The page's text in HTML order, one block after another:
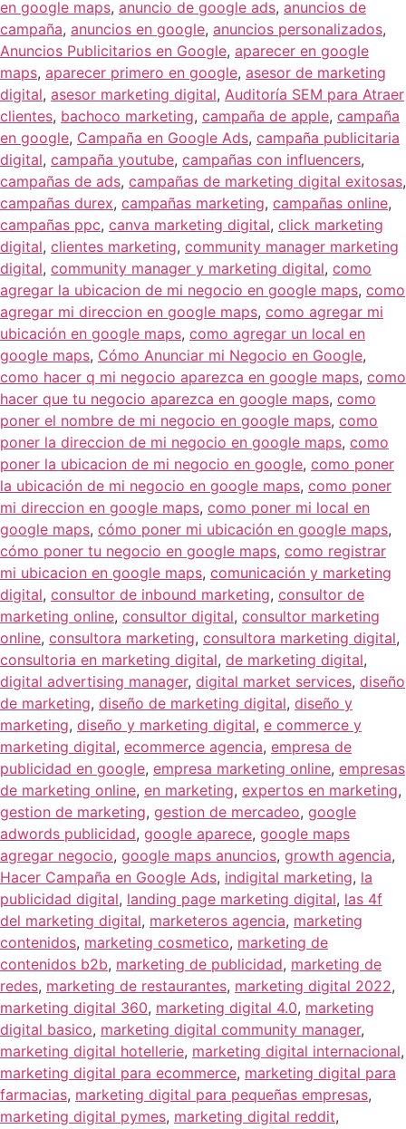
en google maps, anuncio de google ads, anuncios de
campaña, anuncios en google, anuncios personalizados,
Anuncios Publicitarios en Google, aparecer en google
maps, aparecer primero en google, asesor de marketing
digital, asesor marketing digital, Auditoría SEM para Atraer
clientes, bachoco marketing, campaña de apple, campaña
en google, Campaña en Google Ads, campaña publicitaria
digital, campaña youtube, campañas con influencers,
campañas de ads, campañas de marketing digital exitosas,
campañas durex, campañas marketing, campañas online,
campañas ppc, canva marketing digital, click marketing
digital, clientes marketing, community manager marketing
digital, community manager y marketing digital, como
agregar la ubicacion de mi negocio en google maps, como
agregar mi direccion en google maps, como agregar mi
ubicación en google maps, como agregar un local en
google maps, Cómo Anunciar mi Negocio en Google,
como hacer q mi negocio aparezca en google maps, como
hacer que tu negocio aparezca en google maps, como
poner el nombre de mi negocio en google maps, como
poner la direccion de mi negocio en google maps, como
poner la ubicacion de mi negocio en google, como poner
la ubicación de mi negocio en google maps, como poner
mi direccion en google maps, como poner mi local en
google maps, cómo poner mi ubicación en google maps,
cómo poner tu negocio en google maps, como registrar
mi ubicacion en google maps, comunicación y marketing
digital, consultor de inbound marketing, consultor de
marketing online, consultor digital, consultor marketing
online, consultora marketing, consultora marketing digital,
consultoria en marketing digital, de marketing digital,
digital advertising manager, digital market services, diseño
de marketing, diseño de marketing digital, diseño y
marketing, diseño y marketing digital, e commerce y
marketing digital, ecommerce agencia, empresa de
publicidad en google, empresa marketing online, empresas
de marketing online, en marketing, expertos en marketing,
gestion de marketing, gestion de mercadeo, google
adwords publicidad, google aparece, google maps
agregar negocio, google maps anuncios, growth agencia,
Hacer Campaña en Google Ads, indigital marketing, la
publicidad digital, landing page marketing digital, las 4f
del marketing digital, marketeros agencia, marketing
contenidos, marketing cosmetico, marketing de
contenidos b2b, marketing de publicidad, marketing de
redes, marketing de restaurantes, marketing digital 2022,
marketing digital 360, marketing digital 4.0, marketing
digital basico, marketing digital community manager,
marketing digital hotellerie, marketing digital internacional,
marketing digital para ecommerce, marketing digital para
farmacias, marketing digital para pequeñas empresas,
marketing digital pymes, marketing digital reddit,